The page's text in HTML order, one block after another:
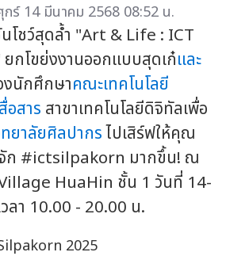
กร์ 14 มีนาคม 2568 08:52 น.
โชว์สุดล้ำ "Art & Life : ICT
กโขย่งงานออกแบบสุดเก๋และ
งนักศึกษาคณะเทคโนโลยี
อสาร สาขาเทคโนโลยีดิจิทัลเพื่อ
ยาลัยศิลปากรไปเสิร์ฟให้คุณ
ก #ictsilpakorn มากขึ้น! ณ
HuaHin ชั้น 1 วันที่ 14-
ลา 10.00 - 20.00 น.